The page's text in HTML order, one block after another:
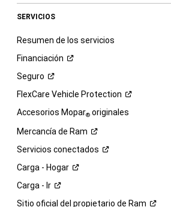
SERVICIOS
Resumen de los servicios
Financiación
Seguro
FlexCare Vehicle Protection
Accesorios Mopar®originales
Mercancía de Ram
Servicios conectados
Carga - Hogar
Carga - Ir
Sitio oficial del propietario de Ram